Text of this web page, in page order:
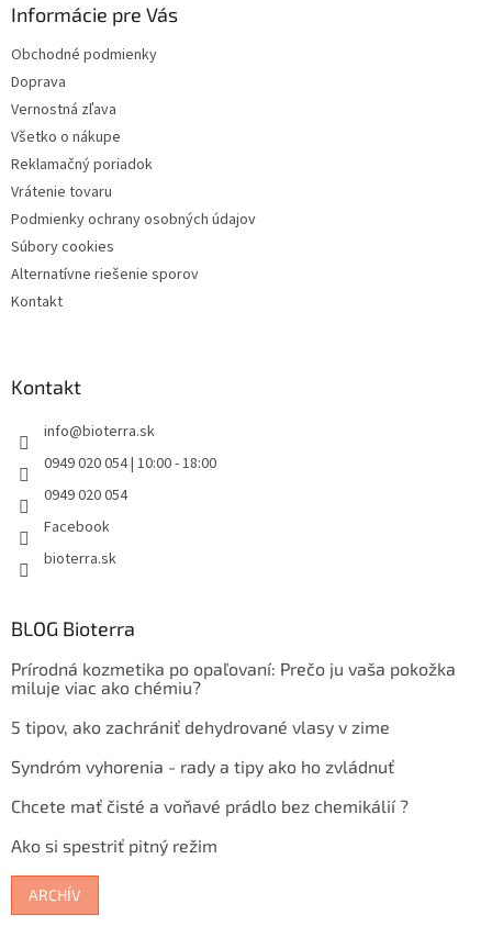
Informácie pre Vás
Obchodné podmienky
Doprava
Vernostná zľava
Všetko o nákupe
Reklamačný poriadok
Vrátenie tovaru
Podmienky ochrany osobných údajov
Súbory cookies
Alternatívne riešenie sporov
Kontakt
Kontakt
info@bioterra.sk
0949 020 054 | 10:00 - 18:00
0949 020 054
Facebook
bioterra.sk
BLOG Bioterra
Prírodná kozmetika po opaľovaní: Prečo ju vaša pokožka
miluje viac ako chémiu?
5 tipov, ako zachrániť dehydrované vlasy v zime
Syndróm vyhorenia - rady a tipy ako ho zvládnuť
Chcete mať čisté a voňavé prádlo bez chemikálií ?
Ako si spestriť pitný režim
ARCHÍV